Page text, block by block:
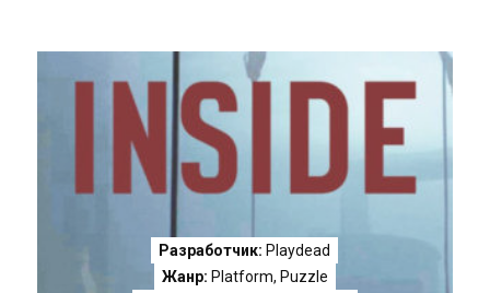
Разработчик: Playdead
Жанр: Platform, Puzzle